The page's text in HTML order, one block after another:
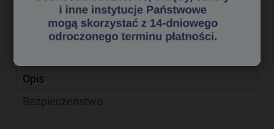
Producent:
Kod produktu:
etk3290020
zapytaj o produkt
poleć znajomemu
Opis